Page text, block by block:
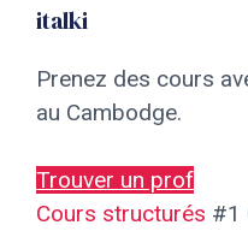
italki
Prenez des cours
au Cambodge.
Trouver un prof
Cours structurés #1